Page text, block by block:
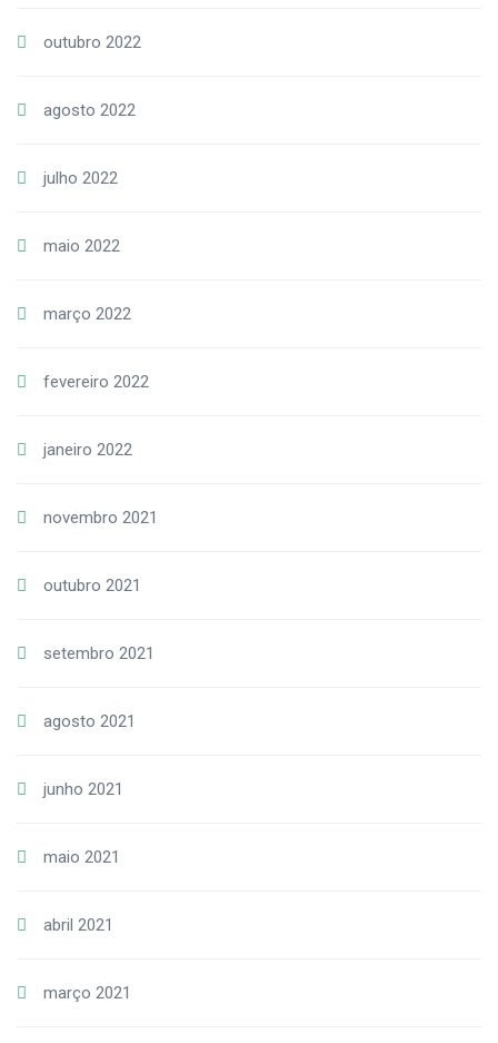
outubro 2022
agosto 2022
julho 2022
maio 2022
março 2022
fevereiro 2022
janeiro 2022
novembro 2021
outubro 2021
setembro 2021
agosto 2021
junho 2021
maio 2021
abril 2021
março 2021